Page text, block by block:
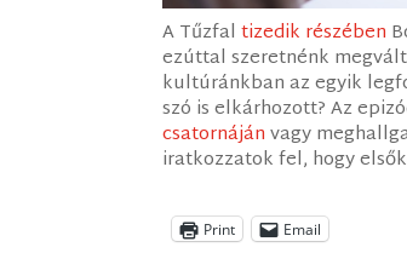
A Tűzfaltizedik részében
ezúttal szeretnénk
kultúránkban az egyik
szó is elkárhozott? Az
csatornájánvagy
iratkozzatok fel, hogy
Print Email